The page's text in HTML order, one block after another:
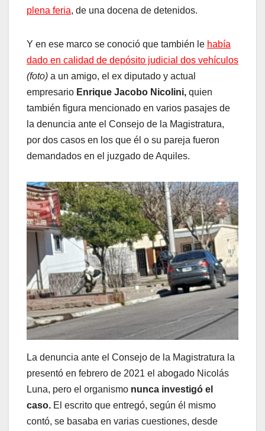
plena feria, de una docena de detenidos.
Y en ese marco se conoció que también le había
dado en calidad de depósito judicial dos vehículos
(foto) a un amigo, el ex diputado y actual
empresario Enrique Jacobo Nicolini, quien
también figura mencionado en varios pasajes de
la denuncia ante el Consejo de la Magistratura,
por dos casos en los que él o su pareja fueron
demandados en el juzgado de Aquiles.
La denuncia ante el Consejo de la Magistratura la
presentó en febrero de 2021 el abogado Nicolás
Luna, pero el organismo nunca investigó el
caso. El escrito que entregó, según él mismo
contó, se basaba en varias cuestiones, desde